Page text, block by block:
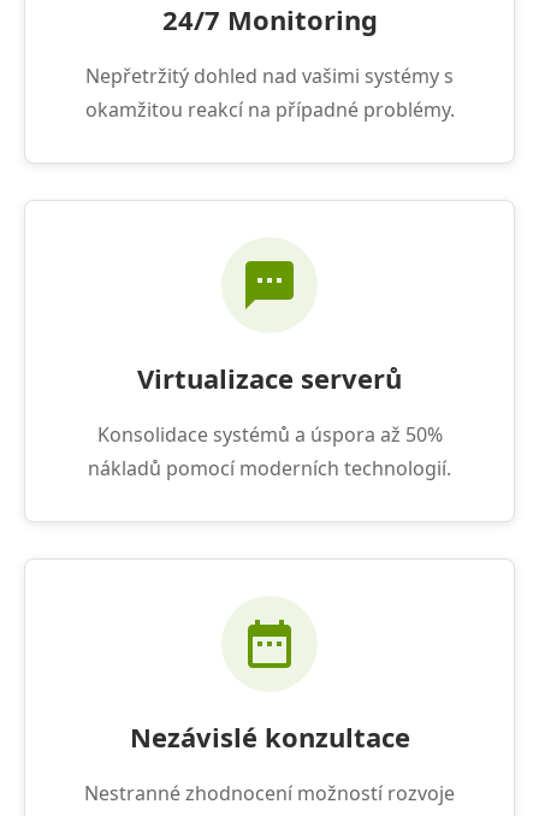
24/7 Monitoring
Nepřetržitý dohled nad vašimi systémy s
okamžitou reakcí na případné problémy.
Virtualizace serverů
Konsolidace systémů a úspora až 50%
nákladů pomocí moderních technologií.
Nezávislé konzultace
Nestranné zhodnocení možností rozvoje